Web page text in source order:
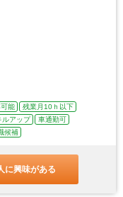
能
残業月10ｈ以下
ルアップ
車通勤可
候補
に興味がある